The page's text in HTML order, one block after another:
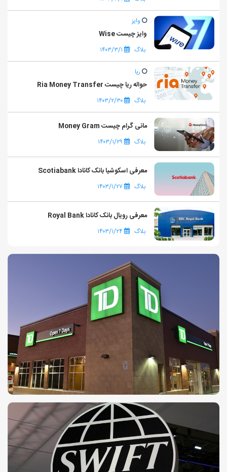
وایز
وایز چیست Wise
بلاگ ۱۴۰۳/۳/۱
ریا
حواله ریا چیست Ria Money Transfer
بلاگ ۱۴۰۳/۲/۳۰
مانی گرام چیست Money Gram
بلاگ ۱۴۰۳/۱/۲۹
معرفی اسکوشیا بانک کانادا Scotiabank
بلاگ ۱۴۰۳/۱/۲۷
معرفی رویال بانک کانادا Royal Bank
بلاگ ۱۴۰۳/۱/۲۴